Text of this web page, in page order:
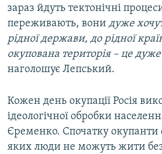
зараз йдуть тектонічні
переживають, вони дуже
рідної держави, до рідної
окупована територія – це
наголошує Лепський.
Кожен день окупації Росія
ідеологічної обробки
Єременко. Спочатку окупанти
яких люди не можуть жити без